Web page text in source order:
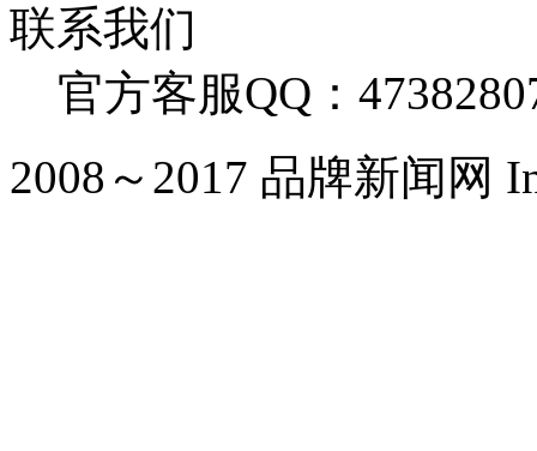
联系我们
官方客服QQ：
2008～2017 品牌新闻网